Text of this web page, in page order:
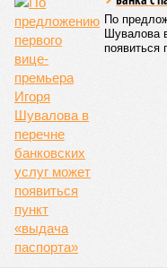
По
Шувалова
появиться